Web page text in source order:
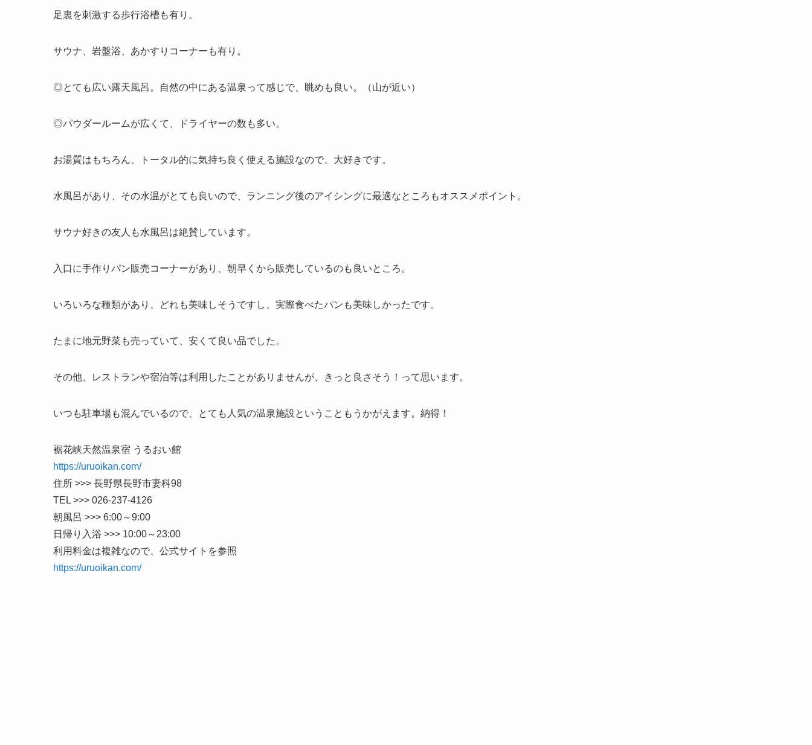
足裏を刺激する歩行浴槽も有り。
サウナ、岩盤浴、あかすりコーナーも有り。
◎とても広い露天風呂。自然の中にある温泉って感じで、眺めも良い。（山が近い）
◎パウダールームが広くて、ドライヤーの数も多い。
お湯質はもちろん、トータル的に気持ち良く使える施設なので、大好きです。
水風呂があり、その水温がとても良いので、ランニング後のアイシングに最適なところもオススメポイント。
サウナ好きの友人も水風呂は絶賛しています。
入口に手作りパン販売コーナーがあり、朝早くから販売しているのも良いところ。
いろいろな種類があり、どれも美味しそうですし、実際食べたパンも美味しかったです。
たまに地元野菜も売っていて、安くて良い品でした。
その他、レストランや宿泊等は利用したことがありませんが、きっと良さそう！って思います。
いつも駐車場も混んでいるので、とても人気の温泉施設ということもうかがえます。納得！
裾花峡天然温泉宿 うるおい館
https://uruoikan.com/
住所 >>> 長野県長野市妻科98
TEL >>> 026-237-4126
朝風呂 >>> 6:00～9:00
日帰り入浴 >>> 10:00～23:00
利用料金は複雑なので、公式サイトを参照
https://uruoikan.com/